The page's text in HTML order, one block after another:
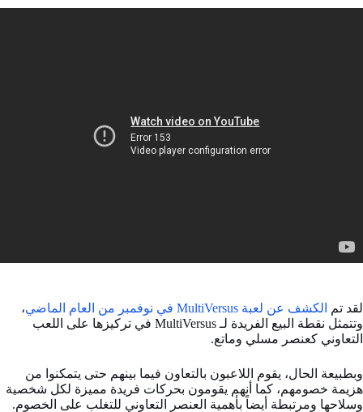
لقد تم الكشف عن لعبة MultiVersus في نوفمبر من العام الماضي
،
وتتمثل نقطة البيع الفريدة لـ MultiVersus في تركيزها على اللعب
التعاوني كعنصر مسلي وماتع.
وبطبيعة الحال، يقوم اللاعبون بالتعاون فيما بينهم حتى يتمكنوا من
هزيمة خصومهم، كما أنهم يقومون بحركات فريدة مميزة لكل شخصية
وسلاحها ومرتبطة أيضاً بأهمية العنصر التعاوني للتغلب على الخصوم.